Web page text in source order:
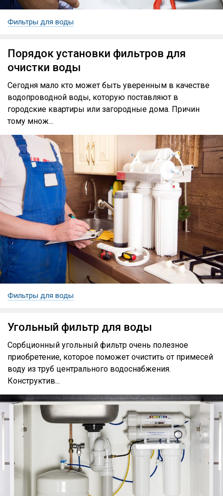
Фильтры для воды
Порядок установки фильтров для
очистки воды
Сегодня мало кто может быть уверенным в качестве
водопроводной воды, которую поставляют в
городские квартиры или загородные дома. Причин
тому множ...
Фильтры для воды
Угольный фильтр для воды
Сорбционный угольный фильтр очень полезное
приобретение, которое поможет очистить от примесей
воду из труб центрального водоснабжения.
Конструктив...